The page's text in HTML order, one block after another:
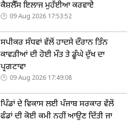
ਕੈਸ਼ਲੈੱਸ ਇਲਾਜ ਮੁਹੱਈਆ ਕਰਵਾਏੇ
09 Aug 2026 17:53:52
ਸਪੀਕਰ ਸੰਧਵਾਂ ਵੱਲੋਂ ਹਾਦਸੇ ਦੌਰਾਨ ਤਿੰਨ
ਕਾਵੜੀਆਂ ਦੀ ਹੋਈ ਮੌਤ ਤੇ ਡੂੰਘੇ ਦੁੱਖ ਦਾ
ਪ੍ਰਗਟਾਵਾ
09 Aug 2026 17:49:08
ਪਿੰਡਾਂ ਦੇ ਵਿਕਾਸ ਲਈ ਪੰਜਾਬ ਸਰਕਾਰ ਵੱਲੋਂ
ਫੰਡਾਂ ਦੀ ਕੋਈ ਕਮੀ ਨਹੀਂ ਆਉਣ ਦਿੱਤੀ ਜਾ